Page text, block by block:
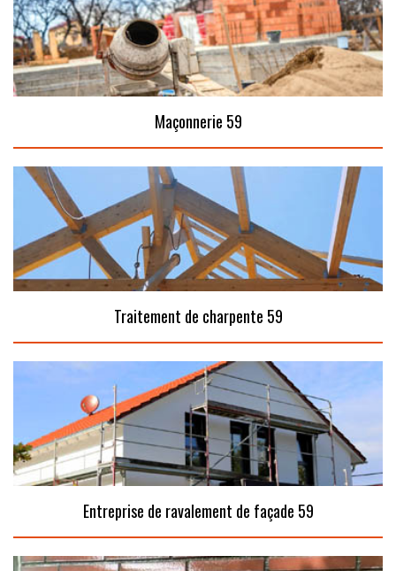
Maçonnerie 59
Traitement de charpente 59
Entreprise de ravalement de façade 59